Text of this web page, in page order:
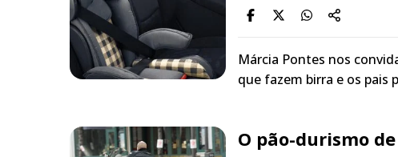
Márcia Pontes nos
que fazem birra e os pais
O pão-durismo